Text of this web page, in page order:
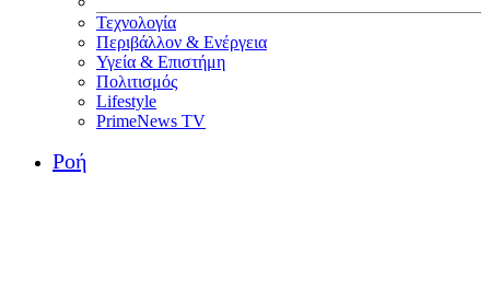
Τεχνολογία
Περιβάλλον & Ενέργεια
Υγεία & Επιστήμη
Πολιτισμός
Lifestyle
PrimeNews TV
Ροή